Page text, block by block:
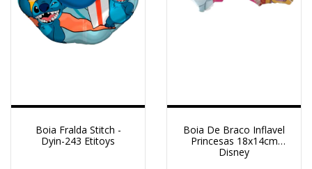
Boia Fralda Stitch -
Dyin-243 Etitoys
Boia De Braco Inflavel
Princesas 18x14cm
Disney